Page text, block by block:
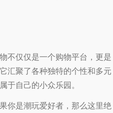
不仅仅是一个购物平台，更是
汇聚了各种独特的个性和多元
于自己的小众乐园。
你是潮玩爱好者，那么这里绝